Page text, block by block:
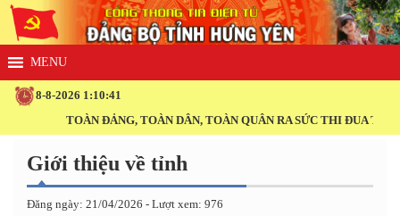
8-8-2026 1:10:42
TOÀN ĐẢNG, TOÀN DÂN, TOÀN QUÂN RA SỨC THI ĐUA THỰC
Giới thiệu về tỉnh
Đăng ngày: 21/04/2026 - Lượt xem: 976